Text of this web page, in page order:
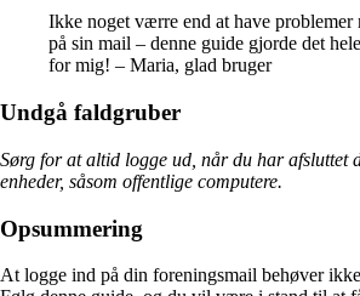
Ikke noget værre end at have problemer
på sin mail – denne guide gjorde det
for mig! – Maria, glad bruger
Undgå faldgruber
Sørg for at altid logge ud, når du har afsluttet
enheder, såsom offentlige computere.
Opsummering
At logge ind på din foreningsmail behøver